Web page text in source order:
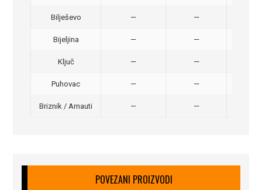
Bilješevo — —
Bijeljina — —
Ključ — —
Puhovac — —
Briznik / Arnauti — —
POVEZANI PROIZVODI